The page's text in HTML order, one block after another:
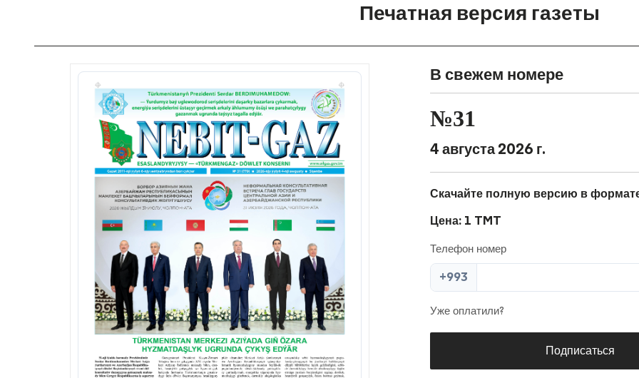
Печатная версия газеты
В свежем номере
№31
4 августа 2026 г.
Скачайте полную версию в
Цена: 1 TMT
Телефон номер
+993
Уже оплатили?
Подписаться